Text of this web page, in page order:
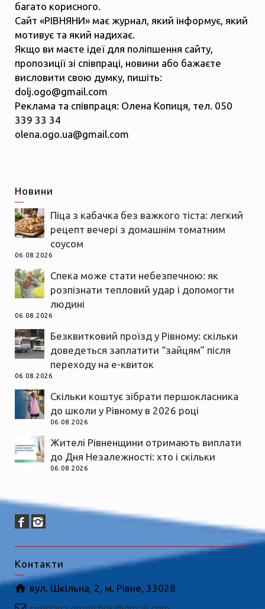
багато корисного.
Сайт «РІВНЯНИ» має журнал, який інформує, який
мотивує та який надихає.
Якщо ви маєте ідеї для поліпшення сайту,
пропозиції зі співпраці, новини або бажаєте
висловити свою думку, пишіть:
dolj.ogo@gmail.com
Реклама та співпраця: Олена Копиця, тел. 050
339 33 34
olena.ogo.ua@gmail.com
Новини
Піца з кабачка без важкого тіста: легкий
рецепт вечері з домашнім томатним
соусом
06.08.2026
Спека може стати небезпечною: як
розпізнати тепловий удар і допомогти
людині
06.08.2026
Безквитковий проїзд у Рівному: скільки
доведеться заплатити “зайцям” після
переходу на е-квиток
06.08.2026
Скільки коштує зібрати першокласника
до школи у Рівному в 2026 році
06.08.2026
Жителі Рівненщини отримають виплати
до Дня Незалежності: хто і скільки
06.08.2026
Контакти
вул. Шкільна, 2, м. Рівне, 33028